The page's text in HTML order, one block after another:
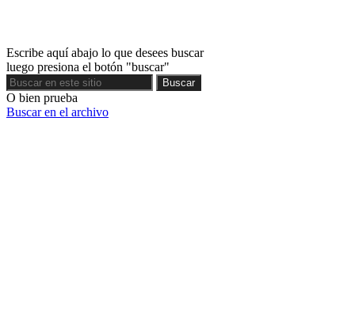
Escribe aquí abajo lo que desees buscar
luego presiona el botón "buscar"
Buscar
Buscar
O bien prueba
Buscar en el archivo